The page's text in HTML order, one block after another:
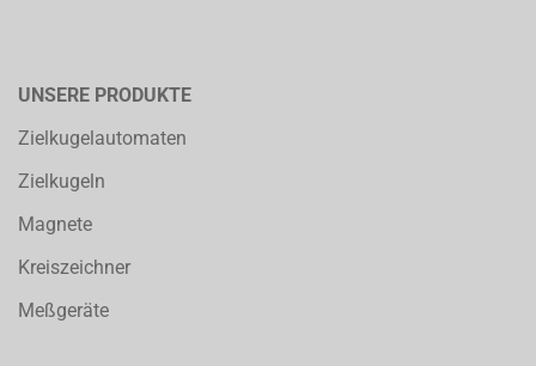
UNSERE PRODUKTE
Zielkugelautomaten
Zielkugeln
Magnete
Kreiszeichner
Meßgeräte